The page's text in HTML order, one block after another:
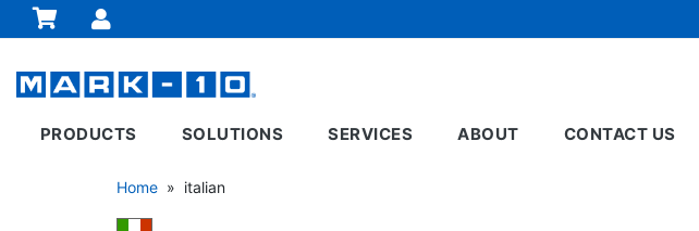
PRODUCTS SOLUTIONS SERVICES ABOUT CONTACT US
Home » italian